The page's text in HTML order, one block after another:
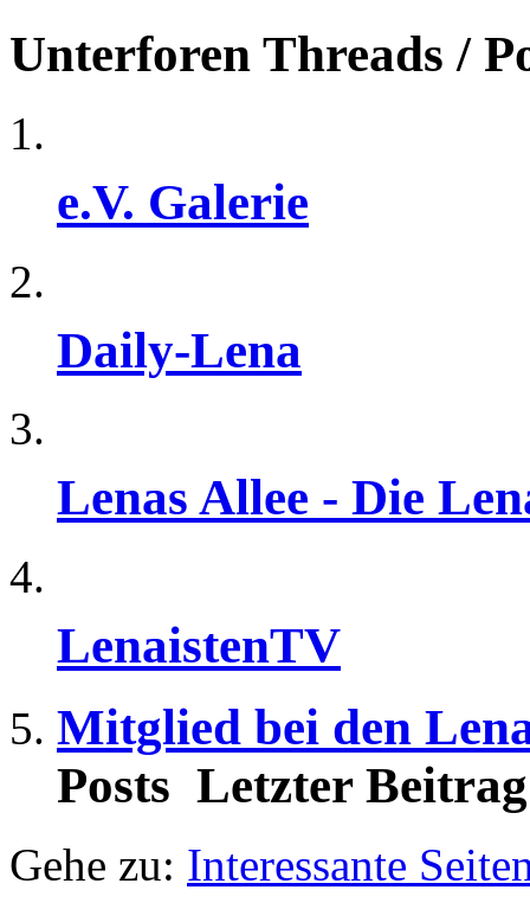
Unterforen Threads /
e.V. Galerie
Daily-Lena
Lenas Allee - Die
LenaistenTV
Mitglied bei den
Posts Letzter Beitrag
Gehe zu: Interessante